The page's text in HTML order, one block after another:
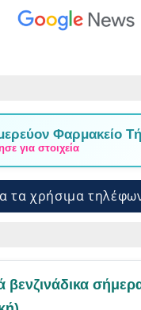
Φαρμακείο
για στοιχεία
τα χρήσιμα
βενζινάδικα